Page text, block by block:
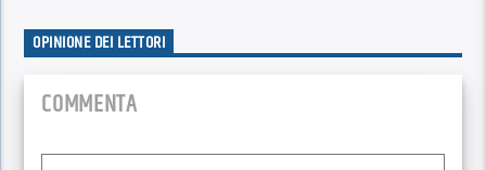
OPINIONE DEI LETTORI
COMMENTA